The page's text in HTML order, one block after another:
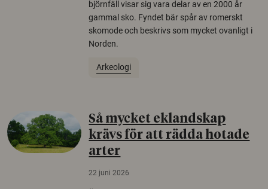
björnfäll visar sig vara delar av en 2000 år
gammal sko. Fyndet bär spår av romerskt
skomode och beskrivs som mycket ovanligt i
Norden.
Arkeologi
Så mycket eklandskap
krävs för att rädda hotade
arter
22 juni 2026